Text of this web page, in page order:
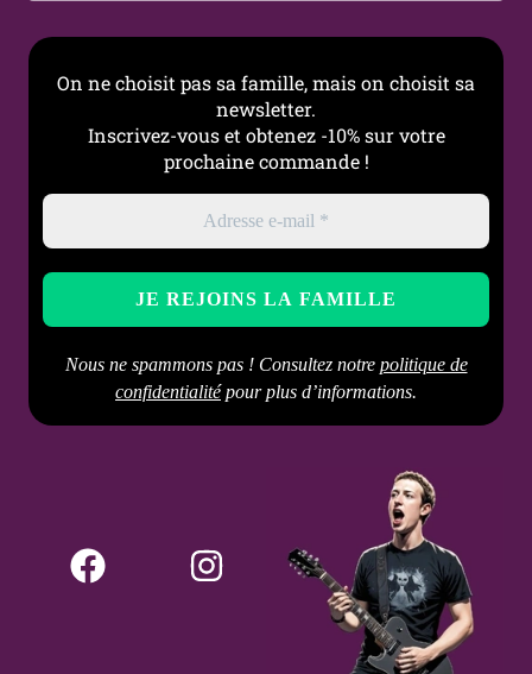
On ne choisit pas sa famille, mais on choisit sa
newsletter.
Inscrivez-vous et obtenez -10% sur votre
prochaine commande !
Nous ne spammons pas ! Consultez notre politique de
confidentialitépour plus d’informations.